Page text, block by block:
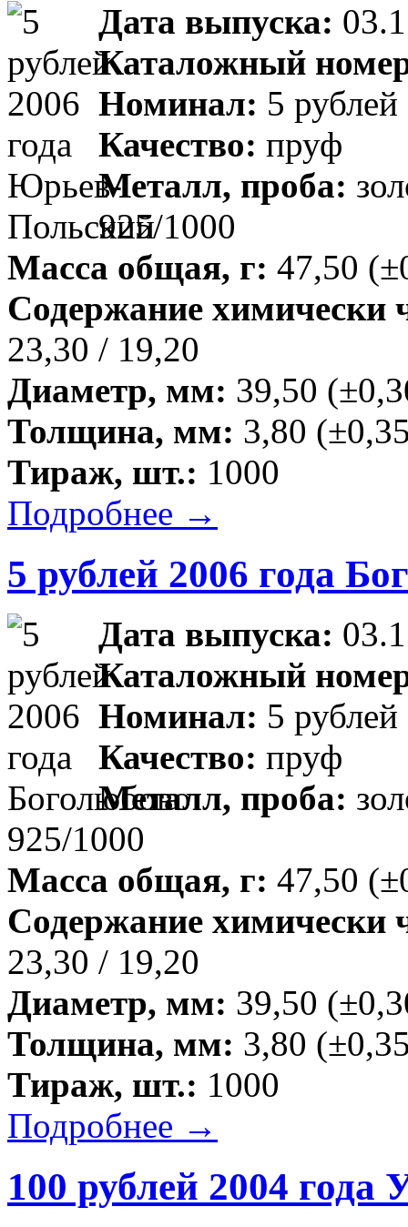
Дата выпуска:
Каталожный
Номинал: 5 рублей
Качество: пруф
Металл, проба:
925/1000
Масса общая, г: 47,50
Содержание химически
23,30 / 19,20
Диаметр, мм: 39,50
Толщина, мм: 3,80
Тираж, шт.: 1000
Подробнее →
5 рублей 2006 года
Дата выпуска:
Каталожный
Номинал: 5 рублей
Качество: пруф
Металл, проба:
925/1000
Масса общая, г: 47,50
Содержание химически
23,30 / 19,20
Диаметр, мм: 39,50
Толщина, мм: 3,80
Тираж, шт.: 1000
Подробнее →
100 рублей 2004 года